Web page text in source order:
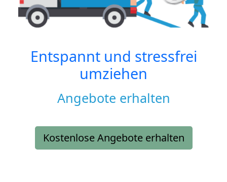
Entspannt und stressfrei
umziehen
Angebote erhalten
Kostenlose Angebote erhalten